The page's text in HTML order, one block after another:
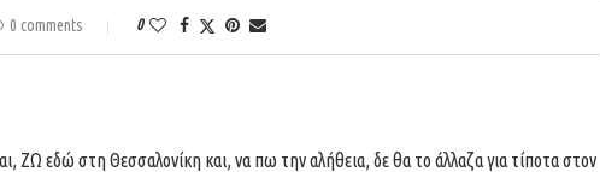
0 comments 0
ΖΩ εδώ στη Θεσσαλονίκη και, να πω την αλήθεια, δε θα το άλλαζα για τίποτα στον